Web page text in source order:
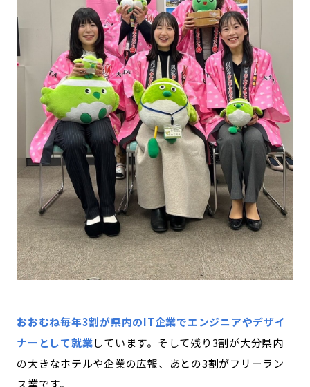
おおむね毎年3割が県内のIT企業でエンジニアやデザイ
ナーとして就業しています。そして残り3割が大分県内
の大きなホテルや企業の広報、あとの3割がフリーラン
ス業です。